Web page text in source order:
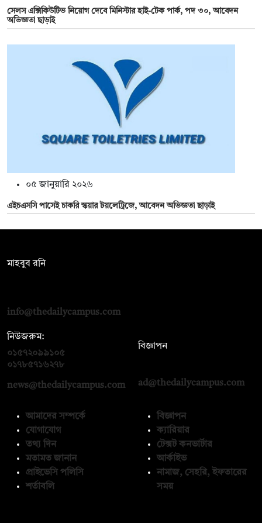
সেলস এক্সিকিউটিভ নিয়োগ দেবে মিনিস্টার হাই-টেক পার্ক, পদ ৩০, আবেদন
অভিজ্ঞতা ছাড়াই
০৫ জানুয়ারি ২০২৬
এইচএসসি পাসেই চাকরি স্কয়ার টয়লেট্রিজে, আবেদন অভিজ্ঞতা ছাড়াই
মাহবুব রনি
info@thedailycampus.com
নিউজরুম:
০১৫৭২০৯৯১০৫
০১৭৮৫৭১৬২৭৮
news@thedailycampus.com
বিজ্ঞাপন
ad@thedailycampus.com
আমাদের সম্পর্কে
যোগাযোগ
তথ্য দিন
মতামত জানান
প্রাইভেসি পলিসি
শর্তাবলি
বিজ্ঞাপন
ক্যারিয়ার
টেক্সট কনভার্টার
আর্কাইভ
নামাজ, সেহরি, ইফতারের
সময়